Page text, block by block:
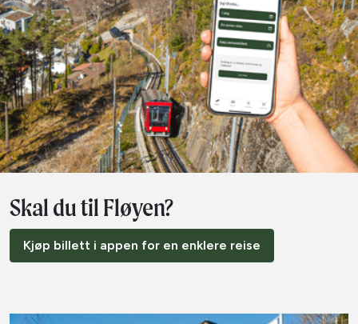
Skal du til Fløyen?
Kjøp billett i appen for en enklere reise